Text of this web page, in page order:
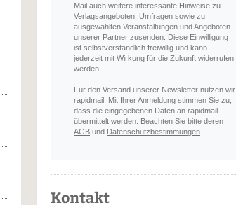
Mail auch weitere interessante Hinweise zu
Verlagsangeboten, Umfragen sowie zu
ausgewählten Veranstaltungen und Angeboten
unserer Partner zusenden. Diese Einwilligung
ist selbstverständlich freiwillig und kann
jederzeit mit Wirkung für die Zukunft widerrufen
werden.
Für den Versand unserer Newsletter nutzen wir
rapidmail. Mit Ihrer Anmeldung stimmen Sie zu,
dass die eingegebenen Daten an rapidmail
übermittelt werden. Beachten Sie bitte deren
AGB und Datenschutzbestimmungen
Kontakt